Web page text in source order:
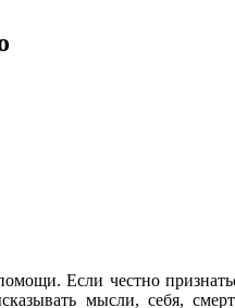
Если честно
мысли, себя,